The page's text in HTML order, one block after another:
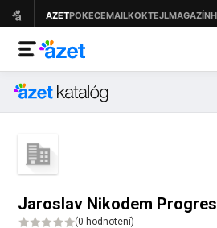
Jaroslav Nikodem Progres
(0 hodnotení)